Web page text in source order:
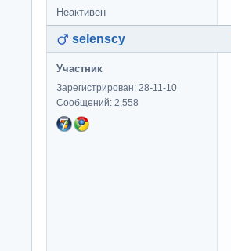
Неактивен
selenscy
Участник
Зарегистрирован: 28-11-10
Сообщений: 2,558